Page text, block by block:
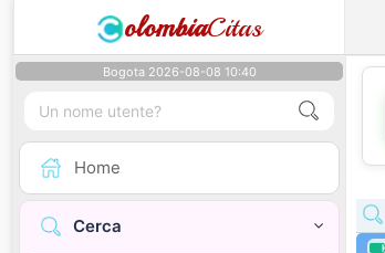
olombiaCitas
Bogota 2026-08-08 10:40
Home
Cerca